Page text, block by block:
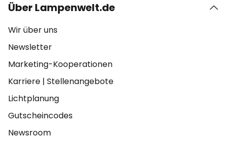
Über Lampenwelt.de
Wir über uns
Newsletter
Marketing-Kooperationen
Karriere | Stellenangebote
Lichtplanung
Gutscheincodes
Newsroom